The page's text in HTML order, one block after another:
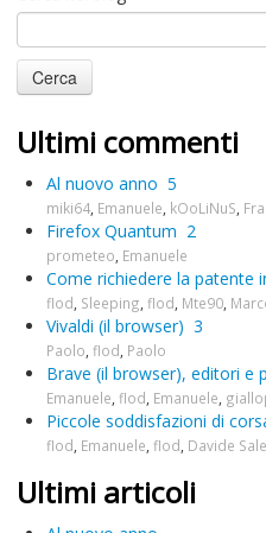
Ultimi commenti
Al nuovo anno 5
miki64 Emanuele kOoLiNuS
Firefox Quantum 2
prometeo Emanuele
Come richiedere la patente
flod Sleeping flod Mte90
Vivaldi (il browser) 3
Paolo flod Paolo
Brave (il browser), editori e
Emanuele flod Emanuele
Piccole soddisfazioni di
flod Emanuele flod Davide
Ultimi articoli